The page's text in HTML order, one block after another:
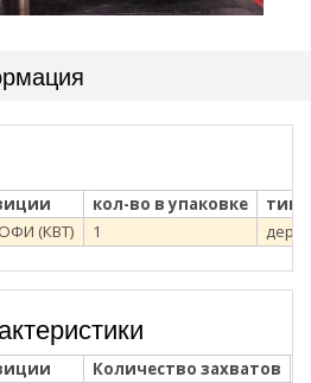
кол-во в упаковке тип
(КВТ) 1
Количество захватов